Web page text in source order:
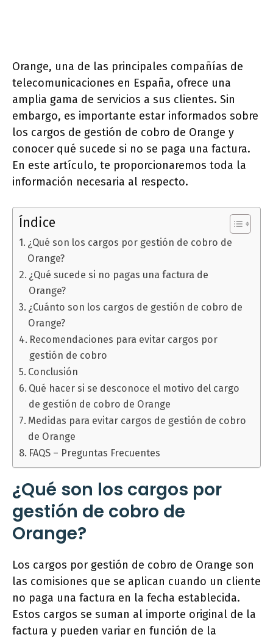
Orange, una de las principales compañías de
telecomunicaciones en España, ofrece una
amplia gama de servicios a sus clientes. Sin
embargo, es importante estar informados sobre
los cargos de gestión de cobro de Orange y
conocer qué sucede si no se paga una factura.
En este artículo, te proporcionaremos toda la
información necesaria al respecto.
Índice
¿Qué son los cargos por gestión de cobro de
Orange?
¿Qué sucede si no pagas una factura de
Orange?
¿Cuánto son los cargos de gestión de cobro de
Orange?
Recomendaciones para evitar cargos por
gestión de cobro
Conclusión
Qué hacer si se desconoce el motivo del cargo
de gestión de cobro de Orange
Medidas para evitar cargos de gestión de cobro
de Orange
FAQS – Preguntas Frecuentes
¿Qué son los cargos por
gestión de cobro de
Orange?
Los cargos por gestión de cobro de Orange son
las comisiones que se aplican cuando un cliente
no paga una factura en la fecha establecida.
Estos cargos se suman al importe original de la
factura y pueden variar en función de la